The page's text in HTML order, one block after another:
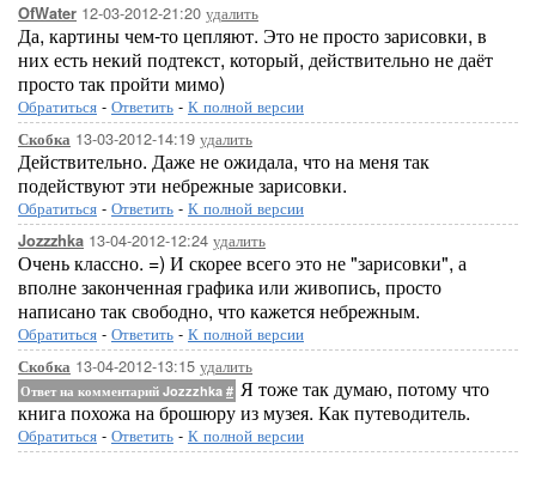
OfWater 12-03-2012-21:20 удалить
Да, картины чем-то цепляют. Это не просто зарисовки, в
них есть некий подтекст, который, действительно не даёт
просто так пройти мимо)
Обратиться - Ответить - К полной версии
Скобка 13-03-2012-14:19 удалить
Действительно. Даже не ожидала, что на меня так
подействуют эти небрежные зарисовки.
Обратиться - Ответить - К полной версии
Jozzzhka 13-04-2012-12:24 удалить
Очень классно. =) И скорее всего это не "зарисовки", а
вполне законченная графика или живопись, просто
написано так свободно, что кажется небрежным.
Обратиться - Ответить - К полной версии
Скобка 13-04-2012-13:15 удалить
Ответ на комментарий Jozzzhka # Я тоже так думаю, потому что
книга похожа на брошюру из музея. Как путеводитель.
Обратиться - Ответить - К полной версии